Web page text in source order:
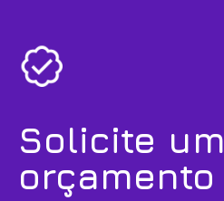
Solicite um
orçamento